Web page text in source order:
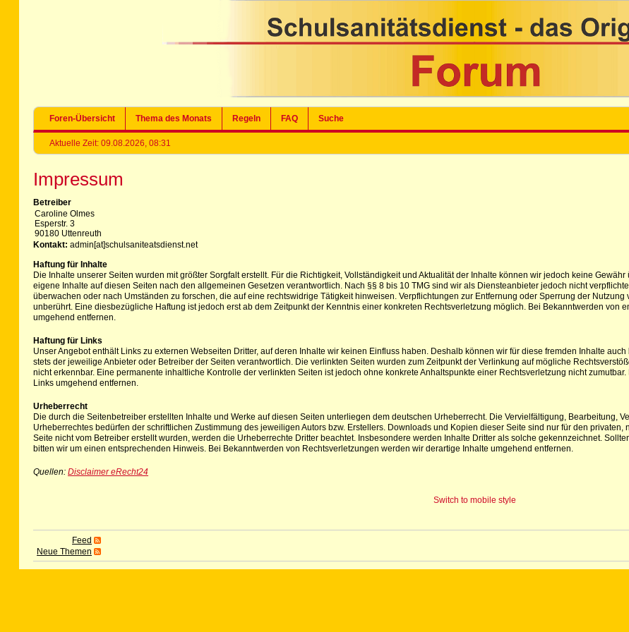
Foren-Übersicht Thema des Monats Regeln FAQ Suche
Aktuelle Zeit: 09.08.2026, 08:31
Impressum
Betreiber
Caroline Olmes
Esperstr. 3
90180 Uttenreuth
Kontakt: admin[at]schulsaniteatsdienst.net
Haftung für Inhalte
Die Inhalte unserer Seiten wurden mit größter Sorgfalt erstellt. Für die Richtigkeit, Vollständigkeit und Aktualität der Inhalte können wir jedoch keine
eigene Inhalte auf diesen Seiten nach den allgemeinen Gesetzen verantwortlich. Nach §§ 8 bis 10 TMG sind wir als Diensteanbieter jedoch nicht
überwachen oder nach Umständen zu forschen, die auf eine rechtswidrige Tätigkeit hinweisen. Verpflichtungen zur Entfernung oder Sperrung der
unberührt. Eine diesbezügliche Haftung ist jedoch erst ab dem Zeitpunkt der Kenntnis einer konkreten Rechtsverletzung möglich. Bei Bekanntwerden von
umgehend entfernen.
Haftung für Links
Unser Angebot enthält Links zu externen Webseiten Dritter, auf deren Inhalte wir keinen Einfluss haben. Deshalb können wir für diese fremden Inhalte
stets der jeweilige Anbieter oder Betreiber der Seiten verantwortlich. Die verlinkten Seiten wurden zum Zeitpunkt der Verlinkung auf mögliche
nicht erkennbar. Eine permanente inhaltliche Kontrolle der verlinkten Seiten ist jedoch ohne konkrete Anhaltspunkte einer Rechtsverletzung nicht
Links umgehend entfernen.
Urheberrecht
Die durch die Seitenbetreiber erstellten Inhalte und Werke auf diesen Seiten unterliegen dem deutschen Urheberrecht. Die Vervielfältigung, Bearbeitung,
Urheberrechtes bedürfen der schriftlichen Zustimmung des jeweiligen Autors bzw. Erstellers. Downloads und Kopien dieser Seite sind nur für den
Seite nicht vom Betreiber erstellt wurden, werden die Urheberrechte Dritter beachtet. Insbesondere werden Inhalte Dritter als solche gekennzeichnet.
bitten wir um einen entsprechenden Hinweis. Bei Bekanntwerden von Rechtsverletzungen werden wir derartige Inhalte umgehend entfernen.
Quellen:Disclaimer eRecht24
Switch to mobile style
Feed
Neue Themen